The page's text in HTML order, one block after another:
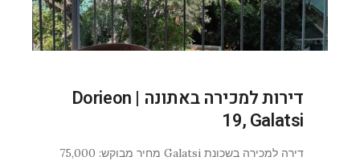
דירות למכירה באתונה | Dorieon
19, Galatsi
דירה למכירה בשכונת Galatsi מחיר מבוקש: 75,000